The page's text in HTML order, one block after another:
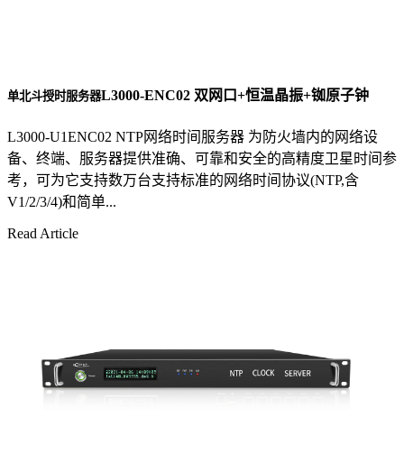
单北斗授时服务器L3000-ENC02 双网口+恒温晶振+铷原子钟
L3000-U1ENC02 NTP网络时间服务器 为防火墙内的网络设
备、终端、服务器提供准确、可靠和安全的高精度卫星时间参
考，可为它支持数万台支持标准的网络时间协议(NTP,含
V1/2/3/4)和简单...
Read Article